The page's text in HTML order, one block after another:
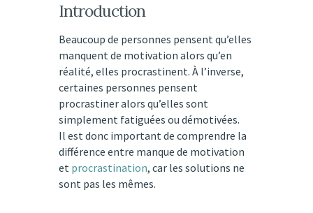
Introduction
Beaucoup de personnes pensent qu’elles
manquent de motivation alors qu’en
réalité, elles procrastinent. À l’inverse,
certaines personnes pensent
procrastiner alors qu’elles sont
simplement fatiguées ou démotivées.
Il est donc important de comprendre la
différence entre manque de motivation
et procrastination, car les solutions ne
sont pas les mêmes.